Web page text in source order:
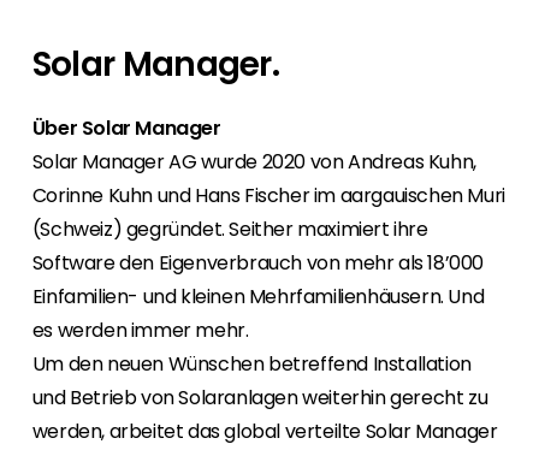
heraus, wo Sie sich uns anschließen können,
oder nutzen Sie unsere kostenlosen
persönlichen Kontakt zu allen Abteilungen und
finden ein marktgerechtes Portfolio.
Segen Team
Lernen Sie unsere PV-Experten kennen.
Kunden-Portal
Unser Kunden-Portal bietet 24/7 Live-Preise,
Produktverfügbarkeit und Dokumentation!
Blog
Bleiben Sie auf dem Laufenden mit
branchenführenden Neuigkeiten von Segen.
Hier erfahren Sie es zuerst!
Sie sind ein PV-Profi? Dann werden Sie noch
heute Segen Partner und profitieren Sie von
unseren Vorteilen!
Finden Sie einen PV-Installateur in Ihrer
Region
Sie sind Privatkunde und sind auf der Suche
nach einem passenden PV-Installateur? Dann
sind Sie bei uns genau richtig.
Solar Manager.
Über Solar Manager
Solar Manager AG wurde 2020 von Andreas Kuhn,
Corinne Kuhn und Hans Fischer im aargauischen Muri
(Schweiz) gegründet. Seither maximiert ihre
Software den Eigenverbrauch von mehr als 18’000
Einfamilien- und kleinen Mehrfamilienhäusern. Und
es werden immer mehr.
Um den neuen Wünschen betreffend Installation
und Betrieb von Solaranlagen weiterhin gerecht zu
werden, arbeitet das global verteilte Solar Manager